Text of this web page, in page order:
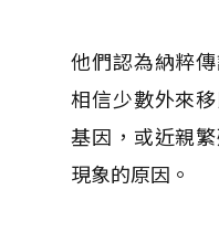
他們認為納粹
相信少數外來
基因，或近親
現象的原因。